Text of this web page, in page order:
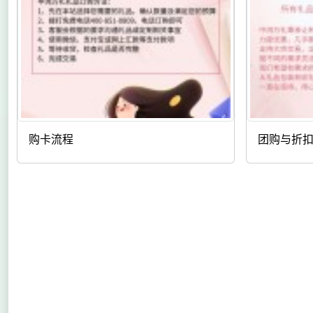
购卡流程 团购与折扣